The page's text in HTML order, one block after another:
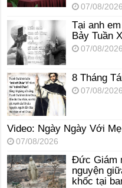
07/08/2026
Tại anh
Bảy Tuần
07/08/2026
8 Tháng
07/08/2026
Video: Ngày Ngày Với
07/08/2026
Đức Giám
nguyện
khốc tại